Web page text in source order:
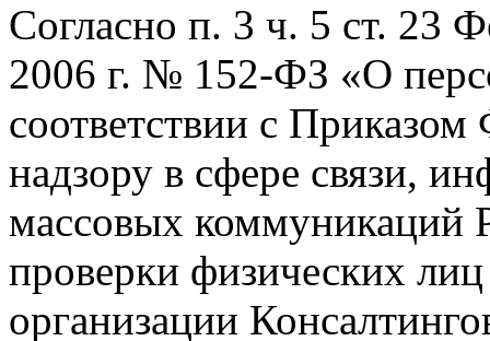
Согласно п. 3 ч. 5 ст. 23
2006 г. № 152-ФЗ «О
соответствии с
надзору в сфере связи,
массовых коммуникаций
проверки физических
организации